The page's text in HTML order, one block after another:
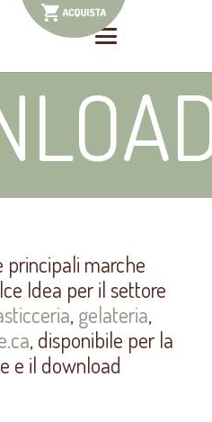
principali marche
Idea per il settore
, gelateria,
, disponibile per la
e il download